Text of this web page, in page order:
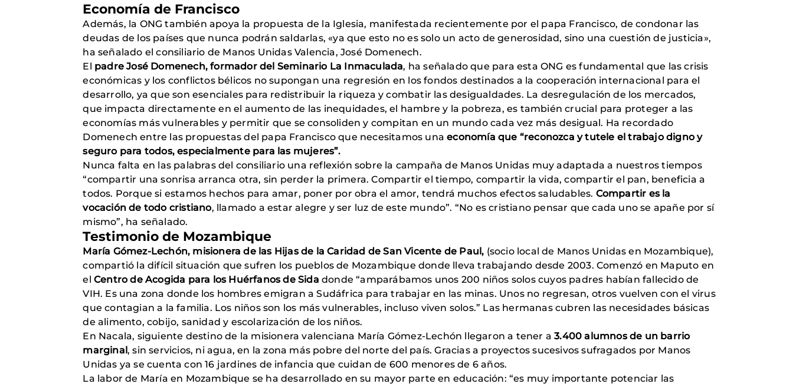
Economía de Francisco
Además, la ONG también apoya la propuesta de la Iglesia, manifestada recientemente por el papa Francisco, de condonar las
deudas de los países que nunca podrán saldarlas, «ya que esto no es solo un acto de generosidad, sino una cuestión de justicia»,
ha señalado el consiliario de Manos Unidas Valencia, José Domenech.
El padre José Domenech, formador del Seminario La Inmaculada, ha señalado que para esta ONG es fundamental que las crisis
económicas y los conflictos bélicos no supongan una regresión en los fondos destinados a la cooperación internacional para el
desarrollo, ya que son esenciales para redistribuir la riqueza y combatir las desigualdades. La desregulación de los mercados,
que impacta directamente en el aumento de las inequidades, el hambre y la pobreza, es también crucial para proteger a las
economías más vulnerables y permitir que se consoliden y compitan en un mundo cada vez más desigual. Ha recordado
Domenech entre las propuestas del papa Francisco que necesitamos unaeconomía que “reconozca y tutele el trabajo digno y
seguro para todos, especialmente para las mujeres”.
Nunca falta en las palabras del consiliario una reflexión sobre la campaña de Manos Unidas muy adaptada a nuestros tiempos
“compartir una sonrisa arranca otra, sin perder la primera. Compartir el tiempo, compartir la vida, compartir el pan, beneficia a
todos. Porque si estamos hechos para amar, poner por obra el amor, tendrá muchos efectos saludables. Compartir es la
vocación de todo cristiano, llamado a estar alegre y ser luz de este mundo”. “No es cristiano pensar que cada uno se apañe por sí
mismo”, ha señalado.
Testimonio de Mozambique
María Gómez-Lechón, misionera de las Hijas de la Caridad de San Vicente de Paul, (socio local de Manos Unidas en Mozambique),
compartió la difícil situación que sufren los pueblos de Mozambique donde lleva trabajando desde 2003. Comenzó en Maputo en
el Centro de Acogida para los Huérfanos de Sida donde “amparábamos unos 200 niños solos cuyos padres habían fallecido de
VIH. Es una zona donde los hombres emigran a Sudáfrica para trabajar en las minas. Unos no regresan, otros vuelven con el virus
que contagian a la familia. Los niños son los más vulnerables, incluso viven solos.” Las hermanas cubren las necesidades básicas
de alimento, cobijo, sanidad y escolarización de los niños.
En Nacala, siguiente destino de la misionera valenciana María Gómez-Lechón llegaron a tener a3.400 alumnos de un barrio
marginal, sin servicios, ni agua, en la zona más pobre del norte del país. Gracias a proyectos sucesivos sufragados por Manos
Unidas ya se cuenta con 16 jardines de infancia que cuidan de 600 menores de 6 años.
La labor de María en Mozambique se ha desarrollado en su mayor parte en educación: “es muy importante potenciar las